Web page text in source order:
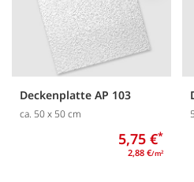
Deckenplatte AP 103
ca. 50 x 50 cm
5,75 €*
2,88 €/m2